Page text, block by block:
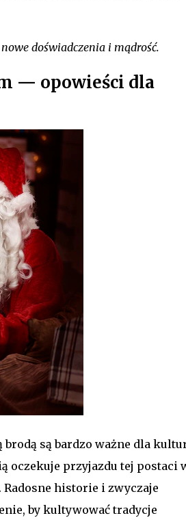
doświadczenia i mądrość.
— opowieści dla
są bardzo ważne dla
oczekuje przyjazdu tej postaci
historie i zwyczaje
by kultywować tradycje